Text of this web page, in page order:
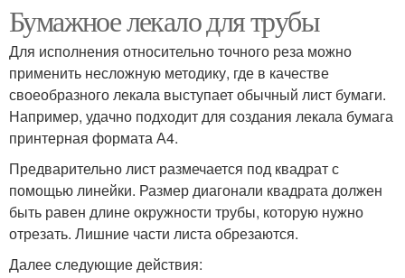
Бумажное лекало для трубы
Для исполнения относительно точного реза можно
применить несложную методику, где в качестве
своеобразного лекала выступает обычный лист бумаги.
Например, удачно подходит для создания лекала бумага
принтерная формата А4.
Предварительно лист размечается под квадрат с
помощью линейки. Размер диагонали квадрата должен
быть равен длине окружности трубы, которую нужно
отрезать. Лишние части листа обрезаются.
Далее следующие действия: